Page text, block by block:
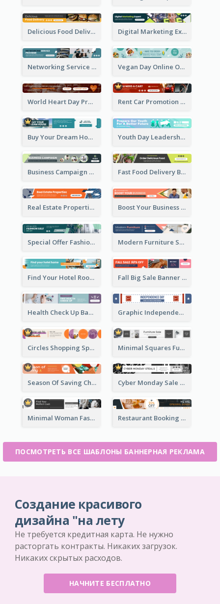
Delicious Food Delivery Banner Ad Digital Marketing Expert Banner Ad
Networking Service Provider Banner Ad Vegan Day Online Order Banner Ad
World Heart Day Promote Banner Ad Rent Car Promotion Banner Ad
Buy Your Dream House Banner Ad Youth Day Leadership Webinar Banner Ad
Business Campaign Banner Ad Fast Food Delivery Banner Ad
Real Estate Properties Banner Ad Boost Your Business Banner Ad
Special Offer Fashion Sale Banner Ad Modern Furniture Shopping Sale Banner Ad
Find Your Hotel Room Banner Ad Fall Big Sale Banner Ad
Health Check Up Banner Ad Graphic Independence Day Leaderboard
Circles Shopping Special Sale Leaderboard Minimal Squares Furniture Sale Leaderboard
Season Of Saving Christmas Leaderboard Cyber Monday Sale Announcement Leaderboard
Minimal Woman Fashion Promotion Leaderboard Restaurant Booking And Opening Leaderboard
ПОСМОТРЕТЬ ВСЕ ШАБЛОНЫ БАННЕРНАЯ РЕКЛАМА
Создание красивого
дизайна "на лету
Не требуется кредитная карта. Не нужно
расторгать контракты. Никаких загрузок.
Никаких скрытых расходов.
НАЧНИТЕ БЕСПЛАТНО